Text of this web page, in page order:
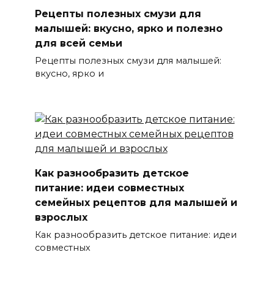
Рецепты полезных смузи для
малышей: вкусно, ярко и полезно
для всей семьи
Рецепты полезных смузи для малышей:
вкусно, ярко и
Как разнообразить детское
питание: идеи совместных
семейных рецептов для малышей и
взрослых
Как разнообразить детское питание: идеи
совместных